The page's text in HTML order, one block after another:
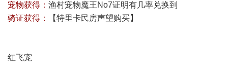
宠物获得： 渔村宠物魔王No7证明有几率兑换到
骑证获得：
【特里卡民房声望购买】
红飞宠